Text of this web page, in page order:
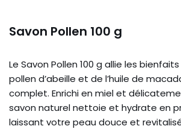
Savon Pollen 100 g
Le Savon Pollen 100 g allie les
pollen d’abeille et de l’huile de
complet. Enrichi en miel et
savon naturel nettoie et hydrate en
laissant votre peau douce et